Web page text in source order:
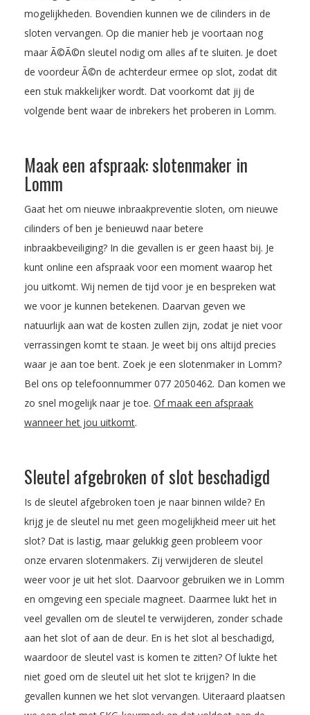
mogelijkheden. Bovendien kunnen we de cilinders in de
sloten vervangen. Op die manier heb je voortaan nog
maar Ã©Ã©n sleutel nodig om alles af te sluiten. Je doet
de voordeur Ã©n de achterdeur ermee op slot, zodat dit
een stuk makkelijker wordt. Dat voorkomt dat jij de
volgende bent waar de inbrekers het proberen in Lomm.
Maak een afspraak: slotenmaker in
Lomm
Gaat het om nieuwe inbraakpreventie sloten, om nieuwe
cilinders of ben je benieuwd naar betere
inbraakbeveiliging? In die gevallen is er geen haast bij. Je
kunt online een afspraak voor een moment waarop het
jou uitkomt. Wij nemen de tijd voor je en bespreken wat
we voor je kunnen betekenen. Daarvan geven we
natuurlijk aan wat de kosten zullen zijn, zodat je niet voor
verrassingen komt te staan. Je weet bij ons altijd precies
waar je aan toe bent. Zoek je een slotenmaker in Lomm?
Bel ons op telefoonnummer 077 2050462. Dan komen we
zo snel mogelijk naar je toe. Of maak een afspraak
wanneer het jou uitkomt.
Sleutel afgebroken of slot beschadigd
Is de sleutel afgebroken toen je naar binnen wilde? En
krijg je de sleutel nu met geen mogelijkheid meer uit het
slot? Dat is lastig, maar gelukkig geen probleem voor
onze ervaren slotenmakers. Zij verwijderen de sleutel
weer voor je uit het slot. Daarvoor gebruiken we in Lomm
en omgeving een speciale magneet. Daarmee lukt het in
veel gevallen om de sleutel te verwijderen, zonder schade
aan het slot of aan de deur. En is het slot al beschadigd,
waardoor de sleutel vast is komen te zitten? Of lukte het
niet goed om de sleutel uit het slot te krijgen? In die
gevallen kunnen we het slot vervangen. Uiteraard plaatsen